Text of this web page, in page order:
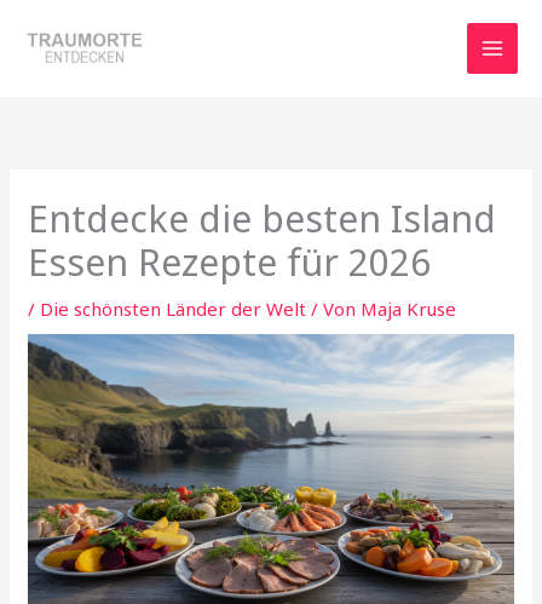
Inhalt
Entdecke die besten Island
Essen Rezepte für 2026
/ Die schönsten Länder der Welt / Von Maja Kruse